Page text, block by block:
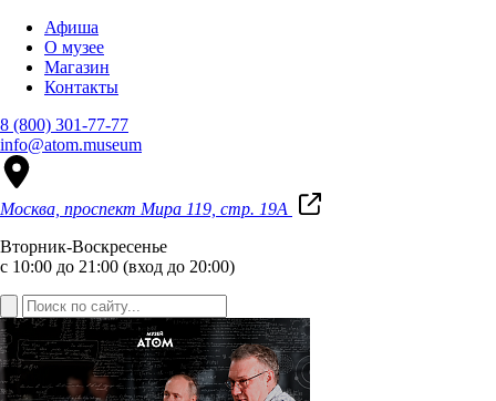
Афиша
О музее
Магазин
Контакты
8 (800) 301-77-77
info@atom.museum
Москва, проспект Мира 119, стр. 19А
Вторник-Воскресенье
с 10:00 до 21:00 (вход до 20:00)